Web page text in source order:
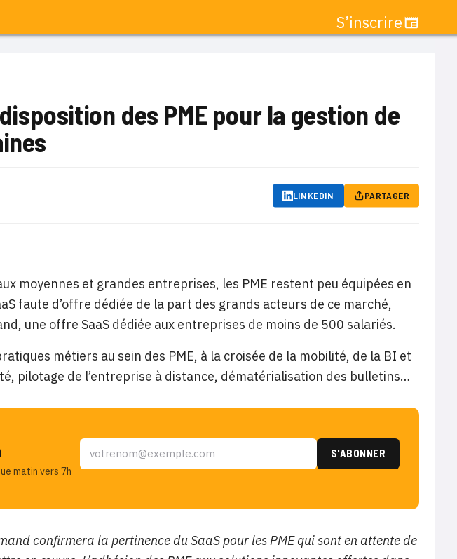
S’inscrire
des PME pour la gestion de
LINKEDIN PARTAGER
moyennes et grandes entreprises, les PME restent peu équipées en
faute d’offre dédiée de la part des grands acteurs de ce marché,
une offre SaaS dédiée aux entreprises de moins de 500 salariés.
métiers au sein des PME, à la croisée de la mobilité, de la BI et
pilotage de l’entreprise à distance, dématérialisation des bulletins…
matin vers 7h
confirmera la pertinence du SaaS pour les PME qui sont en attente de